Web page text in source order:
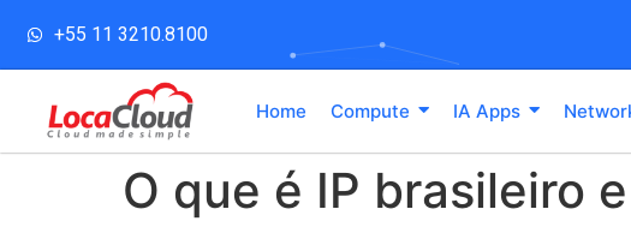
+55 11 3210.8100
Home Compute IA Apps
O que é IP brasileiro